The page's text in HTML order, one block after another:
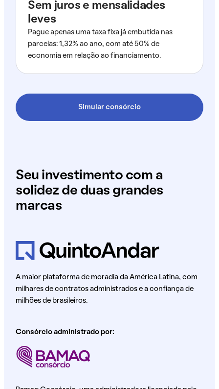
Sem juros e mensalidades
leves
Pague apenas uma taxa fixa já embutida nas
parcelas: 1,32% ao ano, com até 50% de
economia em relação ao financiamento.
Simular consórcio
Seu investimento com a
solidez de duas grandes
marcas
A maior plataforma de moradia da América Latina, com
milhares de contratos administrados e a confiança de
milhões de brasileiros.
Consórcio administrado por: